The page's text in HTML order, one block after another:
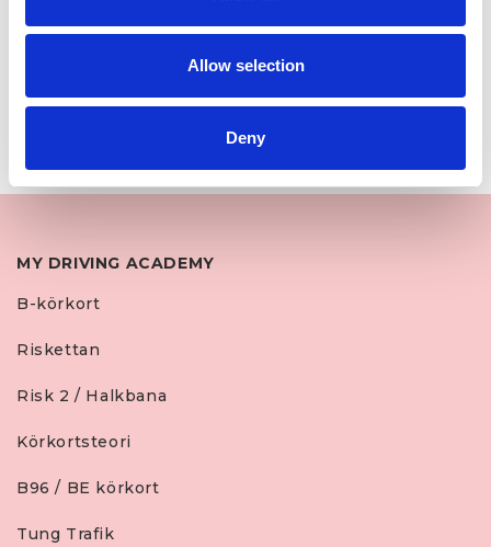
Allow selection
Deny
genom att vara extra uppmärksam på trafiken
Samtliga bilder är hämtade ifrån
MY DRIVING ACADEMY
B-körkort
Riskettan
Risk 2 / Halkbana
Körkortsteori
B96 / BE körkort
Tung Trafik